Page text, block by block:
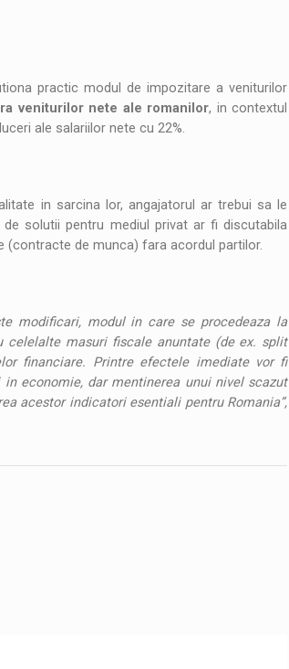
practic modul de impozitare a veniturilor
veniturilor nete ale romanilor, in contextul
ale salariilor nete cu 22%.
in sarcina lor, angajatorul ar trebui sa le
solutii pentru mediul privat ar fi discutabila
(contracte de munca) fara acordul partilor.
modificari, modul in care se procedeaza la
celelalte masuri fiscale anuntate (de ex. split
financiare. Printre efectele imediate vor fi
economie, dar mentinerea unui nivel scazut
acestor indicatori esentiali pentru Romania”,